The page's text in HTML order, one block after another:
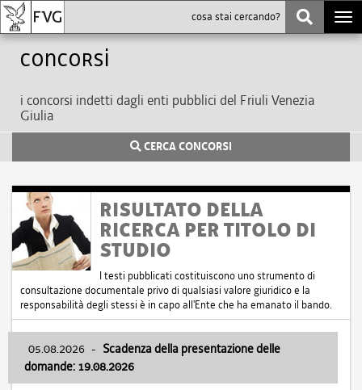
Concorsi
i concorsi indetti dagli enti pubblici del Friuli Venezia
Giulia
CERCA CONCORSI
RISULTATO DELLA
RICERCA PER TITOLO DI
STUDIO
I testi pubblicati costituiscono uno strumento di
consultazione documentale privo di qualsiasi valore giuridico e la
responsabilità degli stessi è in capo all'Ente che ha emanato il bando.
05.08.2026 - Scadenza della presentazione delle
domande: 19.08.2026